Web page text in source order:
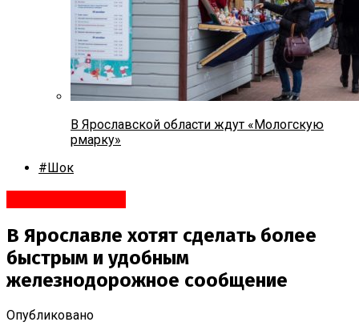
В Ярославской области ждут «Мологскую
рмарку»
#Шок
В Ярославле хотят сделать более
быстрым и удобным
железнодорожное сообщение
Опубликовано